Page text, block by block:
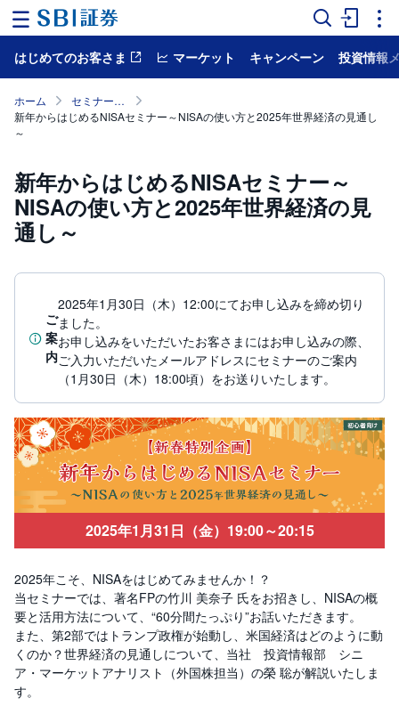
ー
ム
ッ
ト
NISA
国
外
投
資
信
託
債
券
お
ま
か
せ
投
資
PICK
UP
はじめてのお客さま マーケット キャンペーン 投資情報
ホーム
セミナーのご紹介
新年からはじめるNISAセミナー～NISAの使い方と2025年世界経済の見通し
～
新年からはじめるNISAセミナー～
NISAの使い方と2025年世界経済の見
通し～
ご
案
内
2025年1月30日（木）12:00にてお申し込みを締め切り
ました。
お申し込みをいただいたお客さまにはお申し込みの際、
ご入力いただいたメールアドレスにセミナーのご案内
（1月30日（木）18:00頃）をお送りいたします。
2025年1月31日（金）19:00～20:15
2025年こそ、NISAをはじめてみませんか！？
当セミナーでは、著名FPの竹川 美奈子 氏をお招きし、NISAの概
要と活用方法について、“60分間たっぷり”お話いただきます。
また、第2部ではトランプ政権が始動し、米国経済はどのように動
くのか？世界経済の見通しについて、当社 投資情報部 シニ
ア・マーケットアナリスト（外国株担当）の榮 聡が解説いたしま
す。